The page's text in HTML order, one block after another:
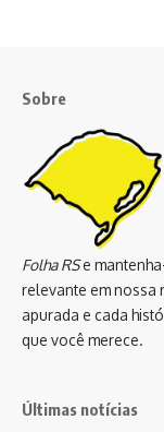
Sobre
Folha RSe
relevante em nossa
apurada e cada
que você merece.
Últimas notícias